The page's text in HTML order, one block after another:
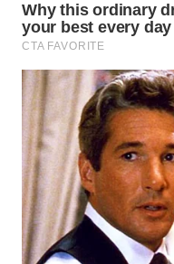
TINGGI
WN
PAKPAK
WN
KARAWANG
WN
BEKASI
WN